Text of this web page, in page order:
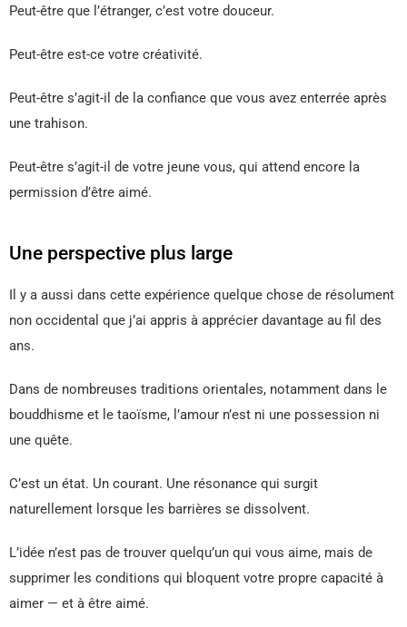
Peut-être que l’étranger, c’est votre douceur.
Peut-être est-ce votre créativité.
Peut-être s’agit-il de la confiance que vous avez enterrée après
une trahison.
Peut-être s’agit-il de votre jeune vous, qui attend encore la
permission d’être aimé.
Une perspective plus large
Il y a aussi dans cette expérience quelque chose de résolument
non occidental que j’ai appris à apprécier davantage au fil des
ans.
Dans de nombreuses traditions orientales, notamment dans le
bouddhisme et le taoïsme, l’amour n’est ni une possession ni
une quête.
C’est un état. Un courant. Une résonance qui surgit
naturellement lorsque les barrières se dissolvent.
L’idée n’est pas de trouver quelqu’un qui vous aime, mais de
supprimer les conditions qui bloquent votre propre capacité à
aimer — et à être aimé.